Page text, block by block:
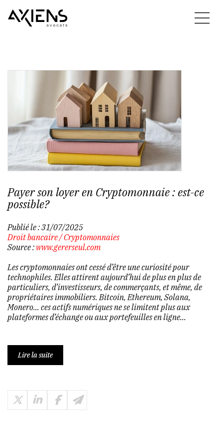
Payer son loyer en Cryptomonnaie : est-ce
possible?
Publié le :31/07/2025
Droit bancaire/Cryptomonnaies
Source : www.gererseul.com
Les cryptomonnaies ont cessé d’être une curiosité pour
technophiles. Elles attirent aujourd’hui de plus en plus de
particuliers, d’investisseurs, de commerçants, et même, de
propriétaires immobiliers. Bitcoin, Ethereum, Solana,
Monero… ces actifs numériques ne se limitent plus aux
plateformes d’échange ou aux portefeuilles en ligne...
Lire la suite